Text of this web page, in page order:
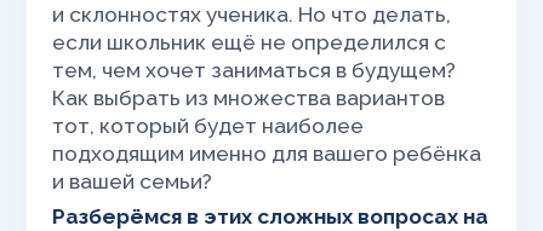
и склонностях ученика. Но что делать,
если школьник ещё не определился с
тем, чем хочет заниматься в будущем?
Как выбрать из множества вариантов
тот, который будет наиболее
подходящим именно для вашего ребёнка
и вашей семьи?
Разберёмся в этих сложных вопросах на